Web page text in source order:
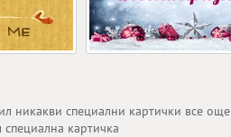
никакви специални картички все още
картичка